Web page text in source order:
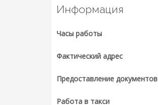
Информация
Часы работы
Фактический адрес
Предоставление документов
Работа в такси